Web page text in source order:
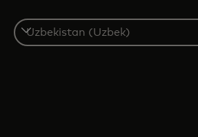
Select
a
country